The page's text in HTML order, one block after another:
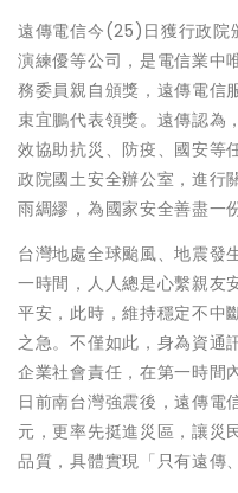
遠傳電信今(25)日獲行政院
演練優等公司，是電信業中
務委員親自頒獎，遠傳電信
束宜鵬代表領獎。遠傳認為
效協助抗災、防疫、國安等
政院國土安全辦公室，進行
雨綢繆，為國家安全善盡一
台灣地處全球颱風、地震發
一時間，人人總是心繫親友
平安，此時，維持穩定不中
之急。不僅如此，身為資通
企業社會責任，在第一時間
日前南台灣強震後，遠傳
元，更率先挺進災區，讓災
品質，具體實現「只有遠傳